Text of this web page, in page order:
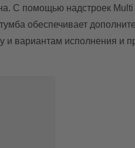
С помощью надстроек
обеспечивает
и вариантам исполнения и